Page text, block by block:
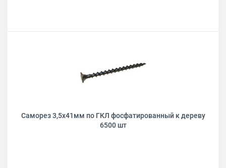
Саморез 3,5х41мм по ГКЛ фосфатированный к дереву
6500 шт